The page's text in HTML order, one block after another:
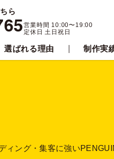
ら
営業時間 10:00〜19:00
定休日 土日祝日
選ばれる理由 制作実
ィング・集客に強い